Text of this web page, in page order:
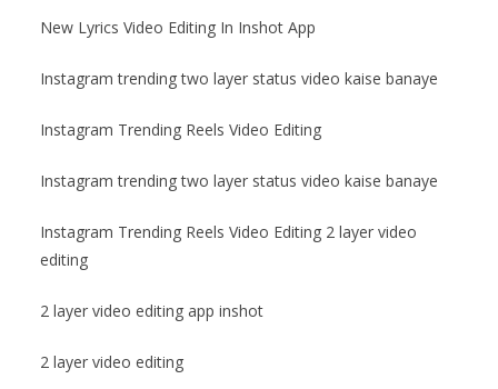
New Lyrics Video Editing In Inshot App
Instagram trending two layer status video kaise banaye
Instagram Trending Reels Video Editing
Instagram trending two layer status video kaise banaye
Instagram Trending Reels Video Editing 2 layer video
editing
2 layer video editing app inshot
2 layer video editing